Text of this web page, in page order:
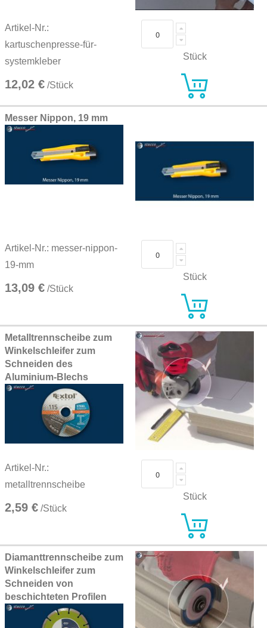
Artikel-Nr.:
kartuschenpresse-für-
systemkleber
12,02 € /Stück
Stück
Messer Nippon, 19 mm
Artikel-Nr.: messer-nippon-
19-mm
13,09 € /Stück
Stück
Metalltrennscheibe zum
Winkelschleifer zum
Schneiden des
Aluminium-Blechs
Artikel-Nr.:
metalltrennscheibe
2,59 € /Stück
Stück
Diamanttrennscheibe zum
Winkelschleifer zum
Schneiden von
beschichteten Profilen